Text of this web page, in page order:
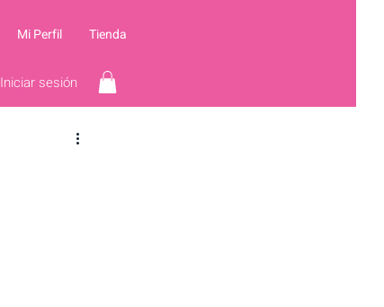
Mi Perfil Tienda
Iniciar sesión